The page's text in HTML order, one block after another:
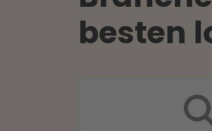
besten